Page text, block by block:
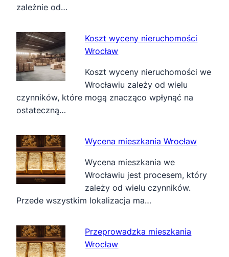
zależnie od…
Koszt wyceny nieruchomości
Wrocław
Koszt wyceny nieruchomości we
Wrocławiu zależy od wielu
czynników, które mogą znacząco wpłynąć na
ostateczną…
Wycena mieszkania Wrocław
Wycena mieszkania we
Wrocławiu jest procesem, który
zależy od wielu czynników.
Przede wszystkim lokalizacja ma…
Przeprowadzka mieszkania
Wrocław